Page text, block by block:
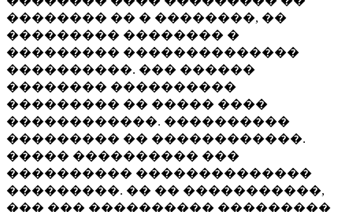
�������� �� � ��������, ��
��������� �������� �
��������� ��������������
����������. ��� ������
�������� ����������
��������� �� ����� ����
������������. ����������
��������� �� ������������.
����� ���������� ���
���������� ��������������
���������. �� �� �����������,
��� ��� ���������� ���������